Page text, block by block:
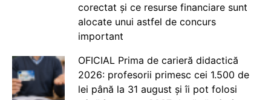
corectat și ce resurse financiare sunt
alocate unui astfel de concurs
important
OFICIAL Prima de carieră didactică
2026: profesorii primesc cei 1.500 de
lei până la 31 august și îi pot folosi